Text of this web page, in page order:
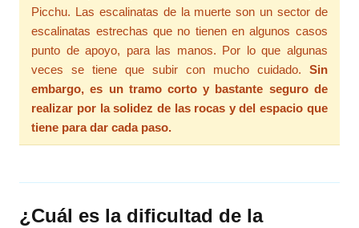
Picchu. Las escalinatas de la muerte son un sector de
escalinatas estrechas que no tienen en algunos casos
punto de apoyo, para las manos. Por lo que algunas
veces se tiene que subir con mucho cuidado. Sin
embargo, es un tramo corto y bastante seguro de
realizar por la solidez de las rocas y del espacio que
tiene para dar cada paso.
¿Cuál es la dificultad de la